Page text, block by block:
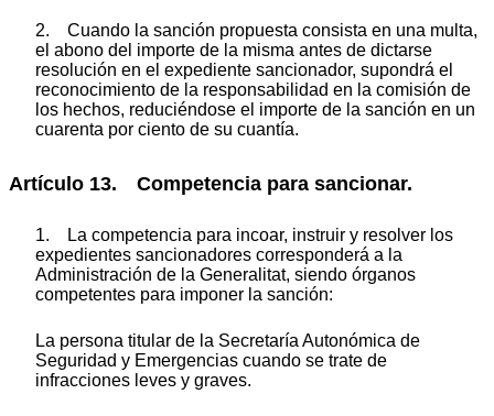
2. Cuando la sanción propuesta consista en una multa,
el abono del importe de la misma antes de dictarse
resolución en el expediente sancionador, supondrá el
reconocimiento de la responsabilidad en la comisión de
los hechos, reduciéndose el importe de la sanción en un
cuarenta por ciento de su cuantía.
Artículo 13. Competencia para sancionar.
1. La competencia para incoar, instruir y resolver los
expedientes sancionadores corresponderá a la
Administración de la Generalitat, siendo órganos
competentes para imponer la sanción:
La persona titular de la Secretaría Autonómica de
Seguridad y Emergencias cuando se trate de
infracciones leves y graves.